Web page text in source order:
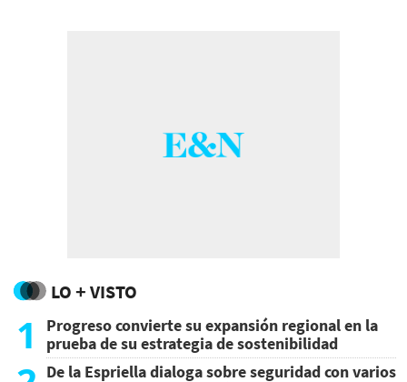
LO + VISTO
1
Progreso convierte su expansión regional en la
prueba de su estrategia de sostenibilidad
De la Espriella dialoga sobre seguridad con varios